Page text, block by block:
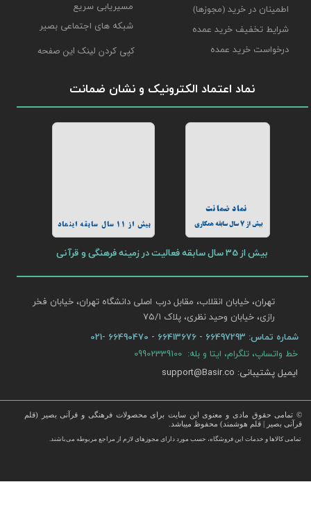
اطمینان در خرید (مجوزها)
شرایط تخفیف خرید عمده
درخواست خرید عمده
© تمامی حقوق مادی و معنوی این سایت برای محصولات فرهنگی و قرآنی بصیر (قلم
قرآنی بصیر | قلم هوشمند) محفوظ میباشد.
تمامی كالاها و خدمات این فروشگاه، حسب مورد دارای مجوزهای لازم از مراجع مربوطه می‌باشند.
، انواع قلم قرآنی ، انواع کتاب نفیس و قرآن نفیس , قرآن عروس , کتب نفیس و معطر , کتاب چرمی و سایر محصولات
نماد اعتماد الکترونیک و نشان ضمانت
بیش از 11 سال سابقه اینماد
بیش از 35 سال سابقه فعالیت در زمینه فرهنگی و قرآنی
بیش از 7 سال سابقه همکاری
مسیریابی سریع
شبکه های اجتماعی بصیر
تهران، خیابان انقلاب، مقابل درب اصلی دانشگاه تهران، خیابان فخر
رازی، خیابان وحید نظری، پلاک ۷۵/۱​​​​​​​
شماره تماس:
خط واتساپ، تلگرام، ایتا و بله: 09902339100
ایمیل پشتیبانی: support@Basir.co
کپی کردن لینک این صفحه